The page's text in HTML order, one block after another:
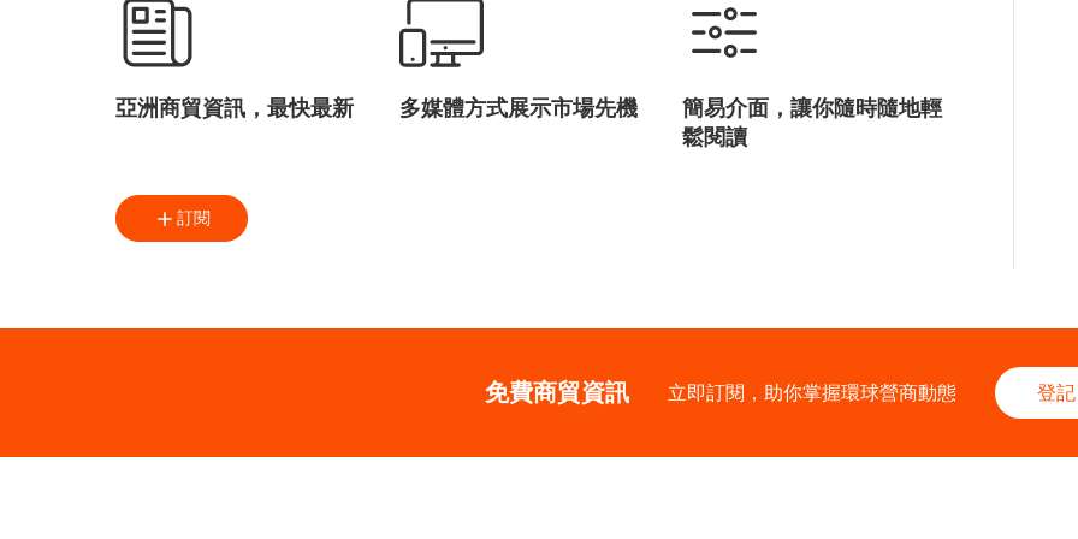
亞洲商貿資訊，最快最新 多媒體方式展示市場先機
簡易介面，讓你隨時隨地輕
鬆閱讀
訂閱
免費商貿資訊 立即訂閱，助你掌握環球營商動態 登記